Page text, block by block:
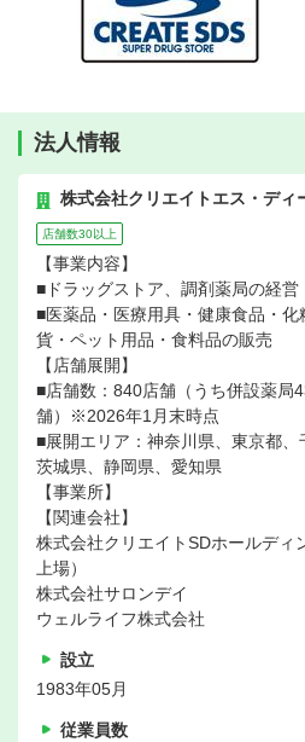
法人情報
株式会社クリエイトエス・ディ
店舗数30以上
【事業内容】
■ドラッグストア、調剤薬局の経営
■医薬品・医療用具・健康食品・
貨・ペット用品・食料品の販売
【店舗展開】
■店舗数：840店舗（うち併設薬局
舗）※2026年1月末時点
■展開エリア：神奈川県、東京都、
茨城県、静岡県、愛知県
【事業所】
【関連会社】
株式会社クリエイトSDホールディ
上場）
株式会社サロンデイ
ウェルライフ株式会社
設立
1983年05月
従業員数